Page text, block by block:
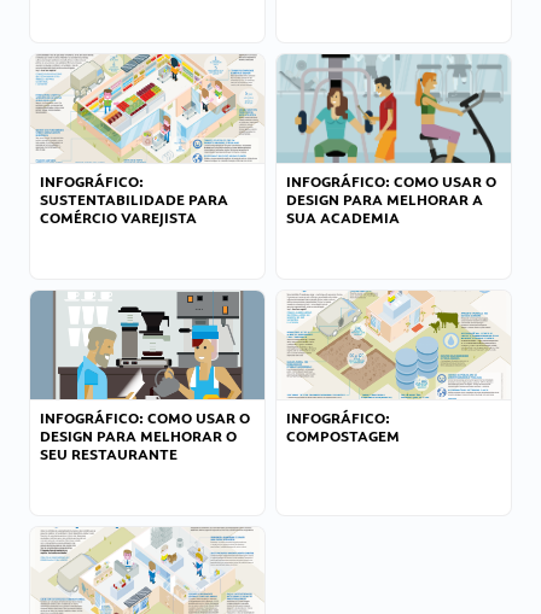
INFOGRÁFICO:
SUSTENTABILIDADE PARA
COMÉRCIO VAREJISTA
INFOGRÁFICO: COMO USAR O
DESIGN PARA MELHORAR A
SUA ACADEMIA
INFOGRÁFICO: COMO USAR O
DESIGN PARA MELHORAR O
SEU RESTAURANTE
INFOGRÁFICO:
COMPOSTAGEM